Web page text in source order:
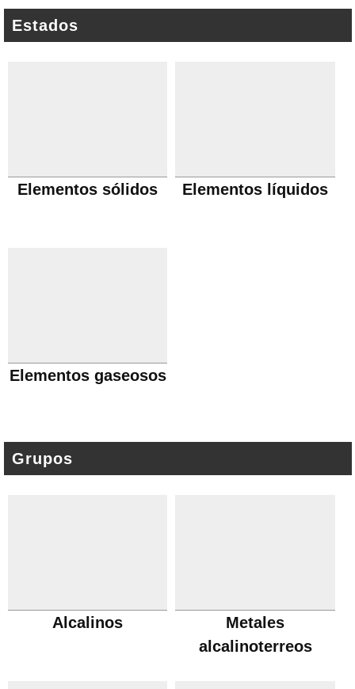
Estados
Elementos sólidos Elementos líquidos
Elementos gaseosos
Grupos
Alcalinos
Metales
alcalinoterreos